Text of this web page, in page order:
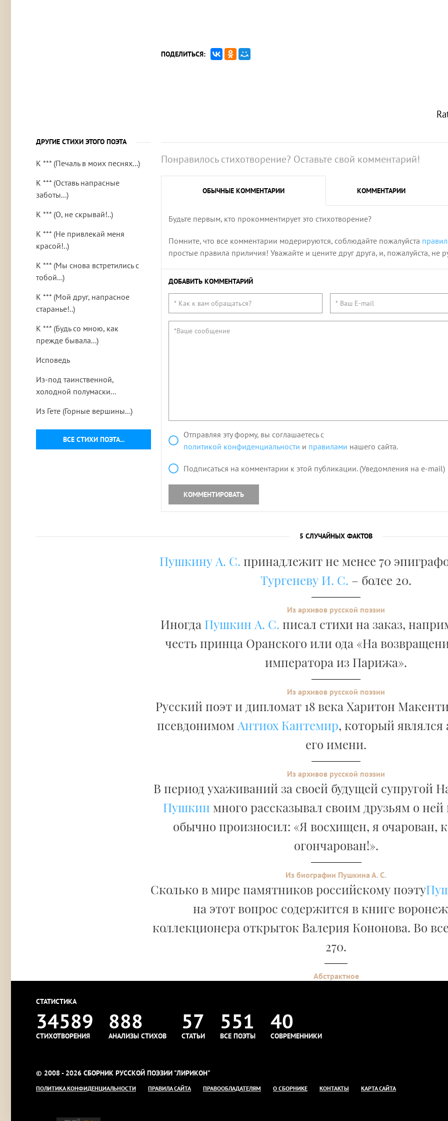
ПОДЕЛИТЬСЯ:
ДРУГИЕ СТИХИ ЭТОГО ПОЭТА
ВСЕ СТИХИ ПОЭТА...
К *** (Печаль в моих песнях...)
К *** (Оставь напрасные
заботы...)
К *** (О, не скрывай!..)
К *** (Не привлекай меня
красой!..)
К *** (Мы снова встретились с
тобой...)
К *** (Мой друг, напрасное
старанье!..)
К *** (Будь со мною, как
прежде бывала...)
Исповедь
Из-под таинственной,
холодной полумаски...
Из Гете (Горные вершины...)
Понравилось стихотворение? Оставьте свой комментарий!
ОБЫЧНЫЕ КОММЕНТАРИИ КОММЕНТАРИИ
Будьте первым, кто прокомментирует это стихотворение?
Помните, что все комментарии модерируются, соблюдайте пожалуйста
простые правила приличия! Уважайте и цените друг друга, и, пожалуйста, не
ДОБАВИТЬ КОММЕНТАРИЙ
Отправляя эту форму, вы соглашаетесь с
политикой конфиденциальности и правилами нашего сайта.
Подписаться на комментарии к этой публикации. (Уведомления на e-mail)
КОММЕНТИРОВАТЬ
5 СЛУЧАЙНЫХ ФАКТОВ
Пушкину А. С. принадлежит не менее 70
Тургеневу И. С. – более 20.
Из архивов русской поэзии
Иногда Пушкин А. С. писал стихи на заказ,
честь принца Оранского или ода «На
императора из Парижа».
Из архивов русской поэзии
Русский поэт и дипломат 18 века Харитон
псевдонимом Антиох Кантемир, который
его имени.
Из архивов русской поэзии
В период ухаживаний за своей будущей супругой
Пушкин много рассказывал своим друзьям о
обычно произносил: «Я восхищен, я очарован,
огончарован!».
Из биографии Пушкина А. С.
Сколько в мире памятников российскому поэту
на этот вопрос содержится в книге
коллекционера открыток Валерия Кононова. Во
270.
Абстрактное
СТАТИСТИКА
34589
СТИХОТВОРЕНИЯ
888
АНАЛИЗЫ СТИХОВ
57
СТАТЬИ
551
ВСЕ ПОЭТЫ
40
СОВРЕМЕННИКИ
© 2008 - 2026 СБОРНИК РУССКОЙ ПОЭЗИИ "ЛИРИКОН"
ПОЛИТИКА КОНФИДЕНЦИАЛЬНОСТИ ПРАВИЛА САЙТА ПРАВООБЛАДАТЕЛЯМ О СБОРНИКЕ КОНТАКТЫ КАРТА САЙТА